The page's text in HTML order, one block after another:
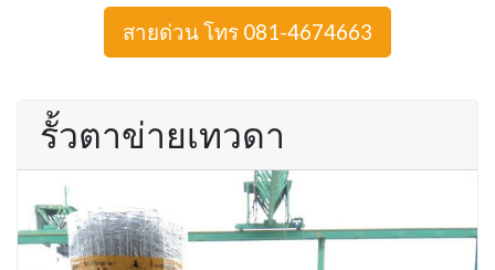
สายด่วน โทร 081-4674663
รั้วตาข่ายเทวดา